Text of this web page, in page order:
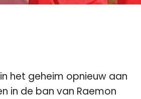
het geheim opnieuw aan
in de ban van Raemon